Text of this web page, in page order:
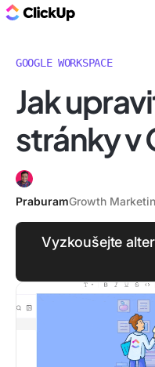
GOOGLE WORKSPACE
Jak
stránky v
PraburamGrowth
Vyzkoušejte